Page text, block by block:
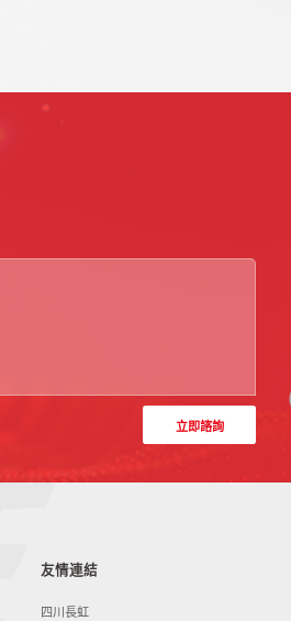
立即諮詢
友情連結
四川長虹